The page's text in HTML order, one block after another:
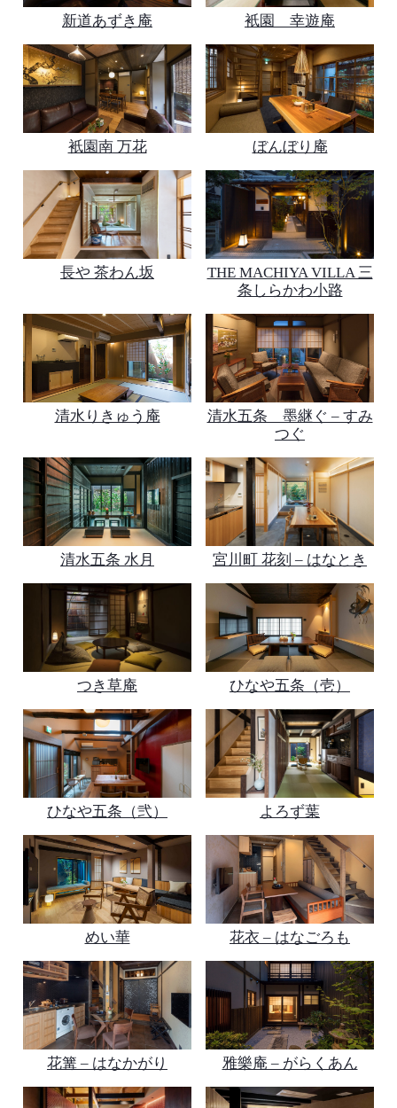
新道あずき庵 衹園 幸遊庵
衹園南 万花 ぼんぼり庵
長や 茶わん坂
THE MACHIYA VILLA 三
条しらかわ小路
清水りきゅう庵
清水五条 墨継ぐ – すみ
つぐ
清水五条 水月 宮川町 花刻 – はなとき
つき草庵 ひなや五条（壱）
ひなや五条（弐） よろず葉
めい華 花衣 – はなごろも
花篝 – はなかがり 雅樂庵 – がらくあん